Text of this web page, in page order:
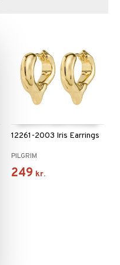
12261-2003 Iris Earrings
PILGRIM
249 kr.